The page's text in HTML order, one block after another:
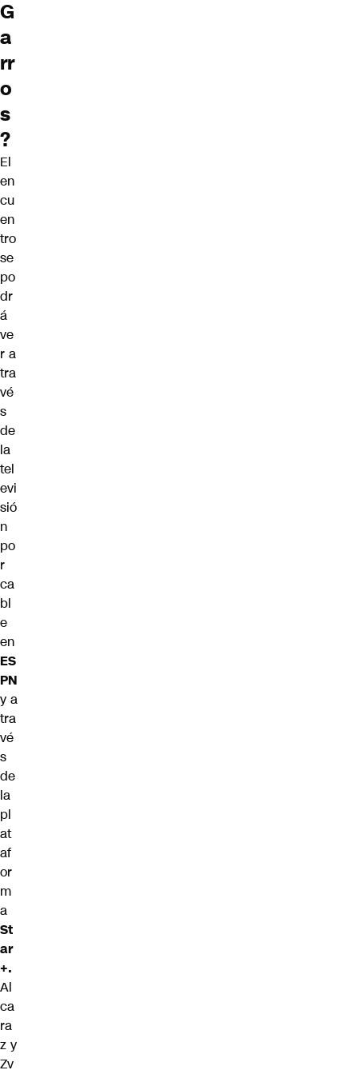
G
a
rr
o
s
?
El
en
cu
en
tro
se
po
dr
á
ve
r a
tra
vé
s
de
la
tel
evi
sió
n
po
r
ca
bl
e
en
ES
PN
y a
tra
vé
s
de
la
pl
at
af
or
m
a
St
ar
+.
Al
ca
ra
z y
Zv